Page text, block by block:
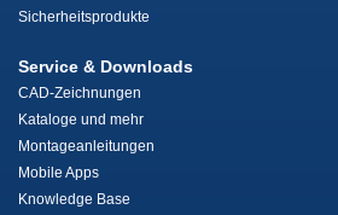
Sicherheitsprodukte
Service & Downloads
CAD-Zeichnungen
Kataloge und mehr
Montageanleitungen
Mobile Apps
Knowledge Base